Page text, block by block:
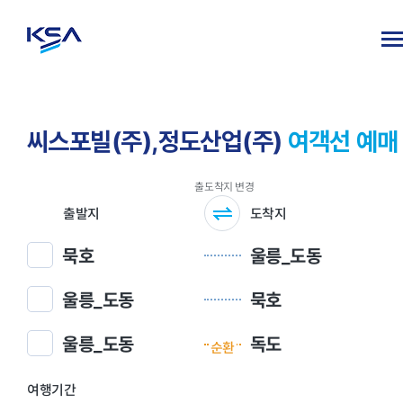
씨스포빌(주),정도산업(주) 여객선 예매
출발지 도착지
묵호 울릉_도동
울릉_도동 묵호
울릉_도동 순환 독도
여행기간